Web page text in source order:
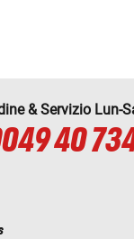
& Servizio Lun-
40